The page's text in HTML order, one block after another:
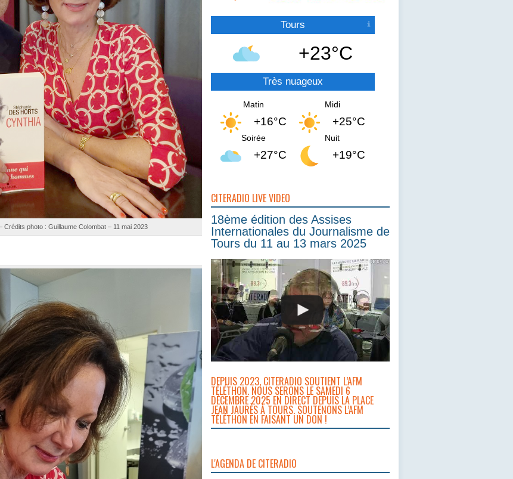
photo : Guillaume Colombat – 11 mai 2023
Tours
+23°C
Très nuageux
Matin
+16°C
Midi
+25°C
Soirée
+27°C
Nuit
+19°C
CITERADIO LIVE VIDEO
18ème édition des Assises
Internationales du Journalisme de
Tours du 11 au 13 mars 2025
DEPUIS 2023, CITERADIO SOUTIENT L’AFM
TÉLÉTHON. NOUS SERONS LE SAMEDI 6
DÉCEMBRE 2025 EN DIRECT DEPUIS LA PLACE
JEAN JAURÈS À TOURS. SOUTENONS L’AFM
TÉLÉTHON EN FAISANT UN DON !
L'AGENDA DE CITERADIO